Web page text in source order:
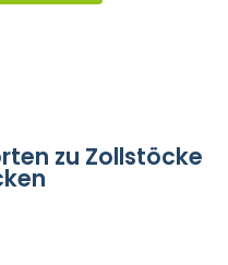
zu Zollstöcke